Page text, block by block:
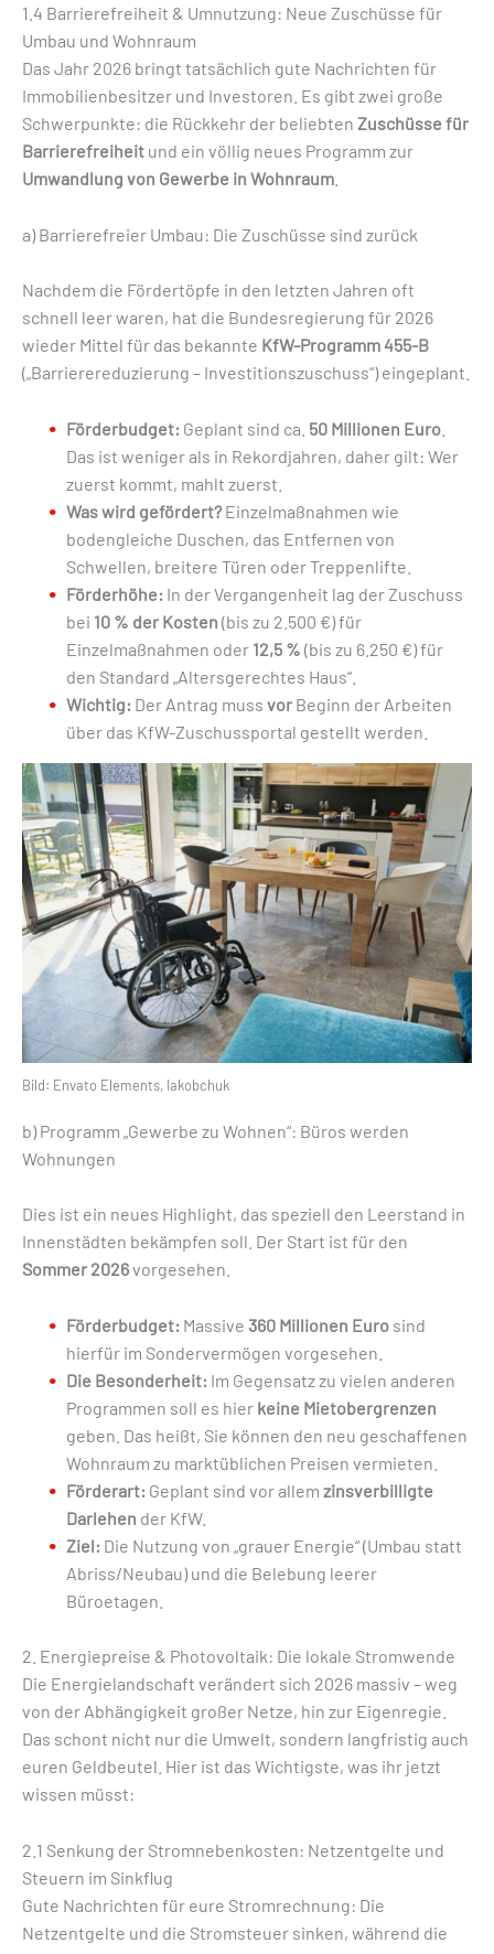
1.4 Barrierefreiheit & Umnutzung: Neue Zuschüsse für
Umbau und Wohnraum
Das Jahr 2026 bringt tatsächlich gute Nachrichten für
Immobilienbesitzer und Investoren. Es gibt zwei große
Schwerpunkte: die Rückkehr der beliebten Zuschüsse für
Barrierefreiheit und ein völlig neues Programm zur
Umwandlung von Gewerbe in Wohnraum
a) Barrierefreier Umbau: Die Zuschüsse sind zurück
Nachdem die Fördertöpfe in den letzten Jahren oft
schnell leer waren, hat die Bundesregierung für 2026
wieder Mittel für das bekannte KfW-Programm 455-B
(„Barrierereduzierung – Investitionszuschuss“) eingeplant.
Förderbudget: Geplant sind ca. 50 Millionen Euro
Das ist weniger als in Rekordjahren, daher gilt: Wer
zuerst kommt, mahlt zuerst.
Was wird gefördert?Einzelmaßnahmen wie
bodengleiche Duschen, das Entfernen von
Schwellen, breitere Türen oder Treppenlifte.
Förderhöhe: In der Vergangenheit lag der Zuschuss
bei 10 % der Kosten (bis zu 2.500 €) für
Einzelmaßnahmen oder 12,5 % (bis zu 6.250 €) für
den Standard „Altersgerechtes Haus“.
Wichtig: Der Antrag muss vor Beginn der Arbeiten
über das KfW-Zuschussportal gestellt werden.
Bild: Envato Elements, Iakobchuk
b) Programm „Gewerbe zu Wohnen“: Büros werden
Wohnungen
Dies ist ein neues Highlight, das speziell den Leerstand in
Innenstädten bekämpfen soll. Der Start ist für den
Sommer 2026vorgesehen.
Förderbudget: Massive 360 Millionen Euro sind
hierfür im Sondervermögen vorgesehen.
Die Besonderheit: Im Gegensatz zu vielen anderen
Programmen soll es hier keine Mietobergrenzen
geben. Das heißt, Sie können den neu geschaffenen
Wohnraum zu marktüblichen Preisen vermieten.
Förderart: Geplant sind vor allem zinsverbilligte
Darlehen der KfW.
Ziel: Die Nutzung von „grauer Energie“ (Umbau statt
Abriss/Neubau) und die Belebung leerer
Büroetagen.
2. Energiepreise & Photovoltaik: Die lokale Stromwende
Die Energielandschaft verändert sich 2026 massiv – weg
von der Abhängigkeit großer Netze, hin zur Eigenregie.
Das schont nicht nur die Umwelt, sondern langfristig auch
euren Geldbeutel. Hier ist das Wichtigste, was ihr jetzt
wissen müsst:
2.1 Senkung der Stromnebenkosten: Netzentgelte und
Steuern im Sinkflug
Gute Nachrichten für eure Stromrechnung: Die
Netzentgelte und die Stromsteuer sinken, während die